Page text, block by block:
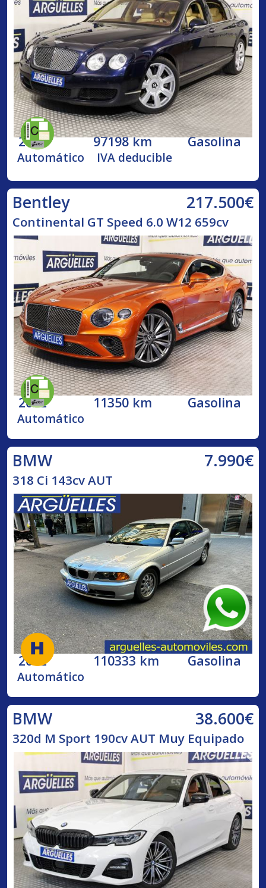
2005 97198 km Gasolina
Automático IVA deducible
Bentley 217.500€
Continental GT Speed 6.0 W12 659cv
2022 11350 km Gasolina
Automático
BMW 7.990€
318 Ci 143cv AUT
2002 110333 km Gasolina
Automático
BMW 38.600€
320d M Sport 190cv AUT Muy Equipado